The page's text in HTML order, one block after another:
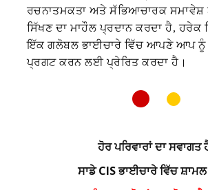
ਰਚਨਾਤਮਕਤਾ ਅਤੇ ਸੱਭਿਆਚਾਰਕ
ਸਿੱਖਣ ਦਾ ਮਾਹੌਲ ਪ੍ਰਦਾਨ ਕਰਦਾ ਹੈ, ਹਰੇਕ
ਇੱਕ ਗਲੋਬਲ ਭਾਈਚਾਰੇ ਵਿੱਚ ਆਪਣੇ ਆਪ ਨੂੰ
ਪ੍ਰਗਟ ਕਰਨ ਲਈ ਪ੍ਰੇਰਿਤ ਕਰਦਾ ਹੈ।
ਹੋਰ ਪਰਿਵਾਰਾਂ ਦਾ ਸਵਾਗਤ
ਸਾਡੇ CIS ਭਾਈਚਾਰੇ ਵਿੱਚ